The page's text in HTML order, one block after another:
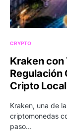
CRYPTO
Kraken con
Regulación
Cripto Local
Kraken, una de
criptomonedas
paso…